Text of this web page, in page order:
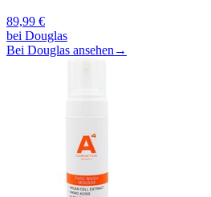
89,99 €
bei Douglas
Bei Douglas ansehen →